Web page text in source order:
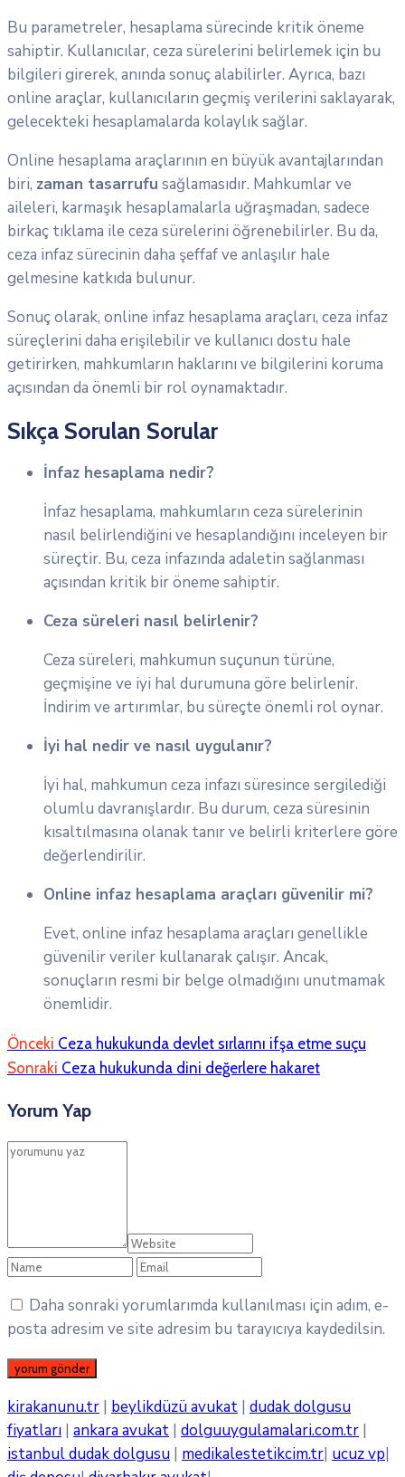
Bu parametreler, hesaplama sürecinde kritik öneme
sahiptir. Kullanıcılar, ceza sürelerini belirlemek için bu
bilgileri girerek, anında sonuç alabilirler. Ayrıca, bazı
online araçlar, kullanıcıların geçmiş verilerini saklayarak,
gelecekteki hesaplamalarda kolaylık sağlar.
Online hesaplama araçlarının en büyük avantajlarından
biri, zaman tasarrufu sağlamasıdır. Mahkumlar ve
aileleri, karmaşık hesaplamalarla uğraşmadan, sadece
birkaç tıklama ile ceza sürelerini öğrenebilirler. Bu da,
ceza infaz sürecinin daha şeffaf ve anlaşılır hale
gelmesine katkıda bulunur.
Sonuç olarak, online infaz hesaplama araçları, ceza infaz
süreçlerini daha erişilebilir ve kullanıcı dostu hale
getirirken, mahkumların haklarını ve bilgilerini koruma
açısından da önemli bir rol oynamaktadır.
Sıkça Sorulan Sorular
İnfaz hesaplama nedir?
İnfaz hesaplama, mahkumların ceza sürelerinin
nasıl belirlendiğini ve hesaplandığını inceleyen bir
süreçtir. Bu, ceza infazında adaletin sağlanması
açısından kritik bir öneme sahiptir.
Ceza süreleri nasıl belirlenir?
Ceza süreleri, mahkumun suçunun türüne,
geçmişine ve iyi hal durumuna göre belirlenir.
İndirim ve artırımlar, bu süreçte önemli rol oynar.
İyi hal nedir ve nasıl uygulanır?
İyi hal, mahkumun ceza infazı süresince sergilediği
olumlu davranışlardır. Bu durum, ceza süresinin
kısaltılmasına olanak tanır ve belirli kriterlere göre
değerlendirilir.
Online infaz hesaplama araçları güvenilir mi?
Evet, online infaz hesaplama araçları genellikle
güvenilir veriler kullanarak çalışır. Ancak,
sonuçların resmi bir belge olmadığını unutmamak
önemlidir.
Önceki Ceza hukukunda devlet sırlarını ifşa etme suçu
Sonraki Ceza hukukunda dini değerlere hakaret
Yorum Yap
Daha sonraki yorumlarımda kullanılması için adım, e-
posta adresim ve site adresim bu tarayıcıya kaydedilsin.
kirakanunu.tr | beylikdüzü avukat | dudak dolgusu
fiyatları | ankara avukat | dolguuygulamalari.com.tr |
istanbul dudak dolgusu | medikalestetikcim.tr| ucuz vp|